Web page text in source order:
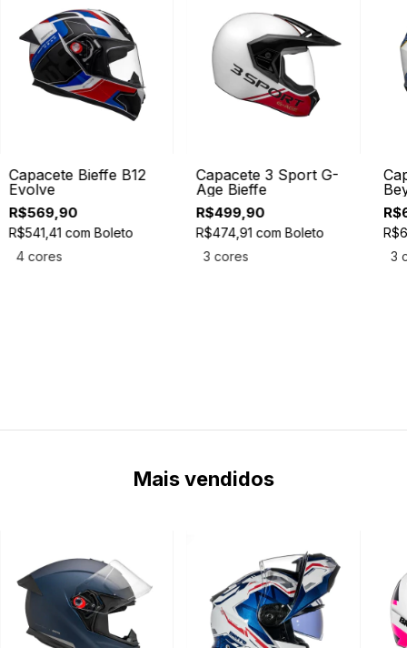
Capacete Bieffe B12
Evolve
R$569,90
R$541,41 com Boleto
4 cores
Capacete 3 Sport G-
Age Bieffe
R$499,90
R$474,91 com Boleto
3 cores
3
Mais vendidos